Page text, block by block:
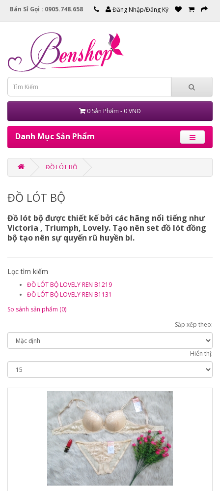
Bán Sỉ Gọi : 0905.748.658 Đăng Nhập/Đăng Ký
0 Sản Phẩm - 0 VNĐ
Danh Mục Sản Phẩm
ĐỒ LÓT BỘ
ĐỒ LÓT BỘ
Đồ lót bộ được thiết kế bởi các hãng nổi tiếng như
Victoria , Triumph, Lovely. Tạo nên set đồ lót đồng
bộ tạo nên sự quyến rũ huyền bí.
Lọc tìm kiếm
ĐỒ LÓT BỘ LOVELY REN B1219
ĐỒ LÓT BỘ LOVELY REN B1131
So sánh sản phẩm (0)
Sắp xếp theo:
Hiển thị: